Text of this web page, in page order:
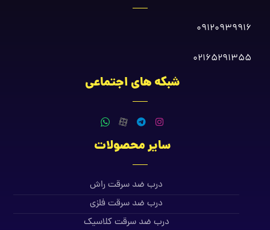
09120939916
02165291355
شبکه های اجتماعی
سایر محصولات
درب ضد سرقت راش
درب ضد سرقت فلزی
درب ضد سرقت کلاسیک